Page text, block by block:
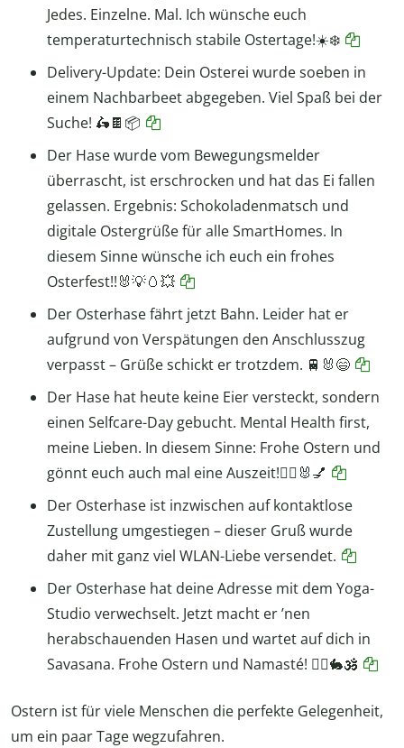
Jedes. Einzelne. Mal. Ich wünsche euch
temperaturtechnisch stabile Ostertage!☀️❄️
Delivery-Update: Dein Osterei wurde soeben in
einem Nachbarbeet abgegeben. Viel Spaß bei der
Suche! 🛵🍫📦
Der Hase wurde vom Bewegungsmelder
überrascht, ist erschrocken und hat das Ei fallen
gelassen. Ergebnis: Schokoladenmatsch und
digitale Ostergrüße für alle SmartHomes. In
diesem Sinne wünsche ich euch ein frohes
Osterfest!!🐰💡🥚💥
Der Osterhase fährt jetzt Bahn. Leider hat er
aufgrund von Verspätungen den Anschlusszug
verpasst – Grüße schickt er trotzdem. 🚆🐰😄
Der Hase hat heute keine Eier versteckt, sondern
einen Selfcare-Day gebucht. Mental Health first,
meine Lieben. In diesem Sinne: Frohe Ostern und
gönnt euch auch mal eine Auszeit!🧖‍♂️🐰💅
Der Osterhase ist inzwischen auf kontaktlose
Zustellung umgestiegen – dieser Gruß wurde
daher mit ganz viel WLAN-Liebe versendet.
Der Osterhase hat deine Adresse mit dem Yoga-
Studio verwechselt. Jetzt macht er ’nen
herabschauenden Hasen und wartet auf dich in
Savasana. Frohe Ostern und Namasté! 🧘‍♀️🐇🕉️
Ostern ist für viele Menschen die perfekte Gelegenheit,
um ein paar Tage wegzufahren.